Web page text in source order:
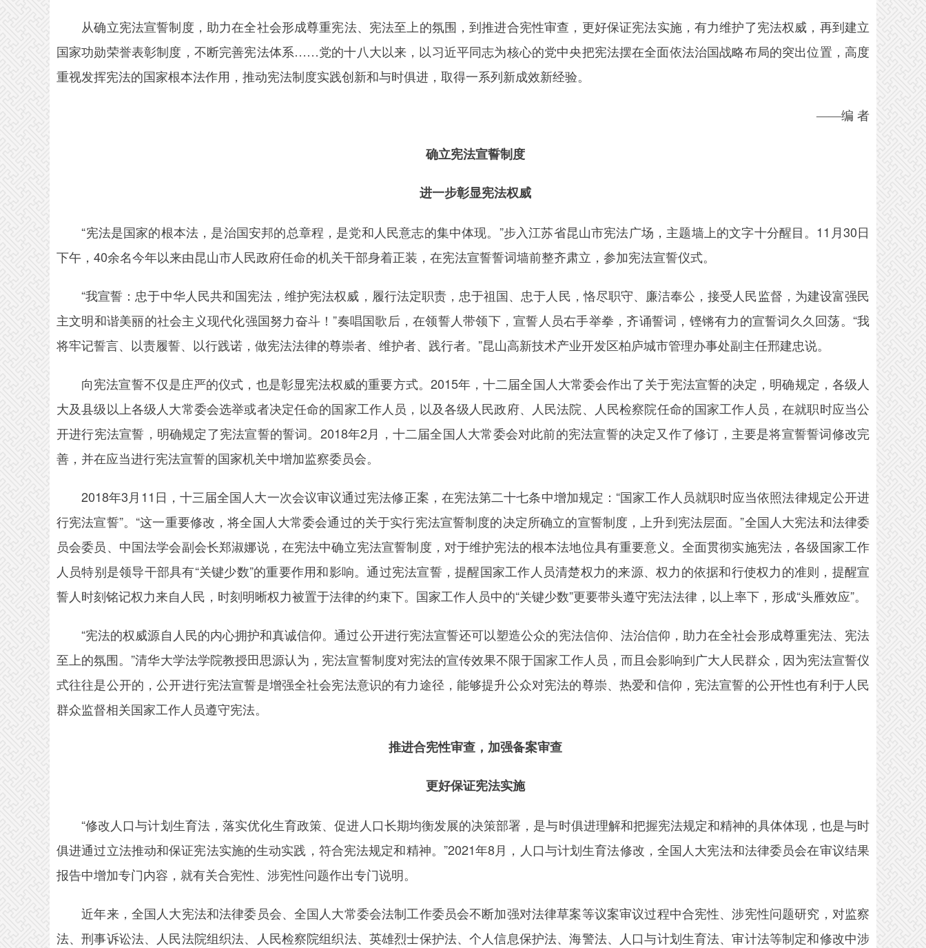
从确立宪法宣誓制度，助力在全社会形成尊重宪法、宪法至上的氛围，到推进合宪性审查，更好保证宪法实施，有力维护了宪法权威，再到建立
国家功勋荣誉表彰制度，不断完善宪法体系……党的十八大以来，以习近平同志为核心的党中央把宪法摆在全面依法治国战略布局的突出位置，高度
重视发挥宪法的国家根本法作用，推动宪法制度实践创新和与时俱进，取得一系列新成效新经验。
——编 者
确立宪法宣誓制度
进一步彰显宪法权威
“宪法是国家的根本法，是治国安邦的总章程，是党和人民意志的集中体现。”步入江苏省昆山市宪法广场，主题墙上的文字十分醒目。11月30日
下午，40余名今年以来由昆山市人民政府任命的机关干部身着正装，在宪法宣誓誓词墙前整齐肃立，参加宪法宣誓仪式。
“我宣誓：忠于中华人民共和国宪法，维护宪法权威，履行法定职责，忠于祖国、忠于人民，恪尽职守、廉洁奉公，接受人民监督，为建设富强民
主文明和谐美丽的社会主义现代化强国努力奋斗！”奏唱国歌后，在领誓人带领下，宣誓人员右手举拳，齐诵誓词，铿锵有力的宣誓词久久回荡。“我
将牢记誓言、以责履誓、以行践诺，做宪法法律的尊崇者、维护者、践行者。”昆山高新技术产业开发区柏庐城市管理办事处副主任邢建忠说。
向宪法宣誓不仅是庄严的仪式，也是彰显宪法权威的重要方式。2015年，十二届全国人大常委会作出了关于宪法宣誓的决定，明确规定，各级人
大及县级以上各级人大常委会选举或者决定任命的国家工作人员，以及各级人民政府、人民法院、人民检察院任命的国家工作人员，在就职时应当公
开进行宪法宣誓，明确规定了宪法宣誓的誓词。2018年2月，十二届全国人大常委会对此前的宪法宣誓的决定又作了修订，主要是将宣誓誓词修改完
善，并在应当进行宪法宣誓的国家机关中增加监察委员会。
2018年3月11日，十三届全国人大一次会议审议通过宪法修正案，在宪法第二十七条中增加规定：“国家工作人员就职时应当依照法律规定公开进
行宪法宣誓”。“这一重要修改，将全国人大常委会通过的关于实行宪法宣誓制度的决定所确立的宣誓制度，上升到宪法层面。”全国人大宪法和法律委
员会委员、中国法学会副会长郑淑娜说，在宪法中确立宪法宣誓制度，对于维护宪法的根本法地位具有重要意义。全面贯彻实施宪法，各级国家工作
人员特别是领导干部具有“关键少数”的重要作用和影响。通过宪法宣誓，提醒国家工作人员清楚权力的来源、权力的依据和行使权力的准则，提醒宣
誓人时刻铭记权力来自人民，时刻明晰权力被置于法律的约束下。国家工作人员中的“关键少数”更要带头遵守宪法法律，以上率下，形成“头雁效应”。
“宪法的权威源自人民的内心拥护和真诚信仰。通过公开进行宪法宣誓还可以塑造公众的宪法信仰、法治信仰，助力在全社会形成尊重宪法、宪法
至上的氛围。”清华大学法学院教授田思源认为，宪法宣誓制度对宪法的宣传效果不限于国家工作人员，而且会影响到广大人民群众，因为宪法宣誓仪
式往往是公开的，公开进行宪法宣誓是增强全社会宪法意识的有力途径，能够提升公众对宪法的尊崇、热爱和信仰，宪法宣誓的公开性也有利于人民
群众监督相关国家工作人员遵守宪法。
推进合宪性审查，加强备案审查
更好保证宪法实施
“修改人口与计划生育法，落实优化生育政策、促进人口长期均衡发展的决策部署，是与时俱进理解和把握宪法规定和精神的具体体现，也是与时
俱进通过立法推动和保证宪法实施的生动实践，符合宪法规定和精神。”2021年8月，人口与计划生育法修改，全国人大宪法和法律委员会在审议结果
报告中增加专门内容，就有关合宪性、涉宪性问题作出专门说明。
近年来，全国人大宪法和法律委员会、全国人大常委会法制工作委员会不断加强对法律草案等议案审议过程中合宪性、涉宪性问题研究，对监察
法、刑事诉讼法、人民法院组织法、人民检察院组织法、英雄烈士保护法、个人信息保护法、海警法、人口与计划生育法、审计法等制定和修改中涉